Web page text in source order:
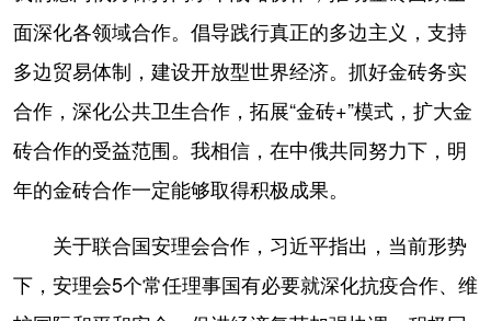
面深化各领域合作。倡导践行真正的多边主义，支持
多边贸易体制，建设开放型世界经济。抓好金砖务实
合作，深化公共卫生合作，拓展“金砖+”模式，扩大金
砖合作的受益范围。我相信，在中俄共同努力下，明
年的金砖合作一定能够取得积极成果。
关于联合国安理会合作，习近平指出，当前形势
下，安理会5个常任理事国有必要就深化抗疫合作、维